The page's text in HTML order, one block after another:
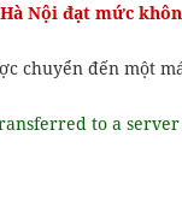
Nội đạt mức
chuyển đến một
to a server